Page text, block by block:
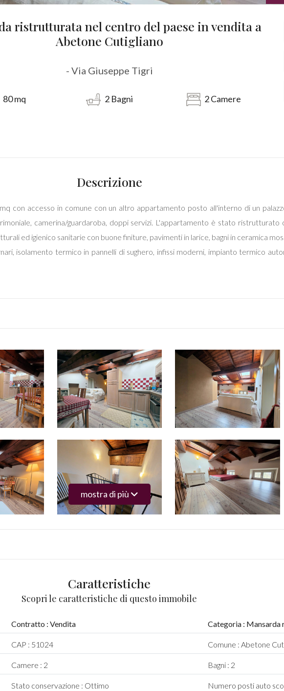
ristrutturata nel centro del paese in vendita a
Abetone Cutigliano
- Via Giuseppe Tigri
80mq 2Bagni 2Camere
Descrizione
con accesso in comune con un altro appartamento posto all'interno di un
camerina/guardaroba, doppi servizi. L'appartamento è stato
ed igienico sanitarie con buone finiture, pavimenti in larice, bagni in ceramica
isolamento termico in pannelli di sughero, infissi moderni, impianto termico
mostra di più
Caratteristiche
Scopri le caratteristiche di questo immobile
Contratto : Vendita Categoria : Mansarda
CAP : 51024 Comune : Abetone
Camere : 2 Bagni : 2
Stato conservazione : Ottimo Numero posti auto